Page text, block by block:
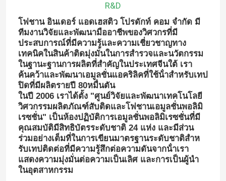
เกี่ยวกับเรา
ทัวร์โรงงาน
การควบคุมคุณภาพ
ติดต่อเรา
ข่าว
กรณี
R&D
โฟชาน อินเดอร์ แอดเฮสติว โปรดักท์ คอม จํากัด มี
ทีมงานวิจัยและพัฒนามืออาชีพของวิศวกรที่มี
ประสบการณ์ที่มีความรู้และความเชี่ยวชาญทาง
เทคนิคในสินค้าติดมุ่งมั่นในการสํารวจและนวัตกรรม
ในฐานะฐานการผลิตที่สําคัญในประเทศจีนใต้ เรา
ค้นคว้าและพัฒนาเอมูลชั่นแอคริลิคที่ใช้น้ําสําหรับเทป
ปิดที่มีผลิตรายปี 80หมื่นตัน
ในปี 2006 เราได้ตั้ง "ศูนย์วิจัยและพัฒนาเทคโนโลยี
วิศวกรรมผลิตภัณฑ์สับติดและโฟชานเอมูลชั่นพอลิมิ
เรซชั่น" เป็นห้องปฏิบัติการเอมูลชั่นพอลิมิเรซชั่นที่มี
คุณสมบัติมีสิทธิบัตรระดับชาติ 24 แห่ง และมีส่วน
ร่วมอย่างเต็มที่ในการเขียนมาตรฐานระดับชาติสําห
รับเทปติดต่อที่มีความรู้สึกต่อความดันจากน้ําเรา
แสดงความมุ่งมั่นต่อความเป็นเลิศ และการเป็นผู้นํา
ในอุตสาหกรรม